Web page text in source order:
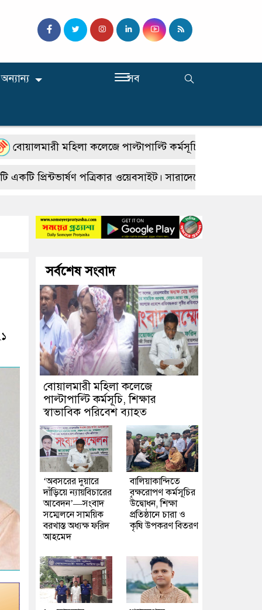
অন্যান্য সব
মহিলা কলেজে পাল্টাপাল্টি কর্মসূচি, শিক্ষার স্বাভাবিক
পত্রিকার ওয়েবসাইট। সারাদেশে জেলা উপজেলায়
সর্বশেষ সংবাদ
বোয়ালমারী মহিলা কলেজে
পাল্টাপাল্টি কর্মসূচি, শিক্ষার
স্বাভাবিক পরিবেশ ব্যাহত
‘অবসরের দুয়ারে
দাঁড়িয়ে ন্যায়বিচারের
আবেদন’—সংবাদ
সম্মেলনে সাময়িক
বরখাস্ত অধ্যক্ষ ফরিদ
আহমেদ
বালিয়াকান্দিতে
বৃক্ষরোপণ কর্মসূচির
উদ্বোধন, শিক্ষা
প্রতিষ্ঠানে চারা ও
কৃষি উপকরণ বিতরণ